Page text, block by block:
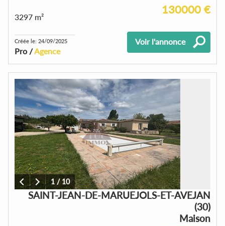
130000 €
3297 m²
Créée le: 24/09/2025
Pro /Agence
Voir l'annonce
1/10
SAINT-JEAN-DE-MARUEJOLS-ET-AVEJAN
(30)
Maison